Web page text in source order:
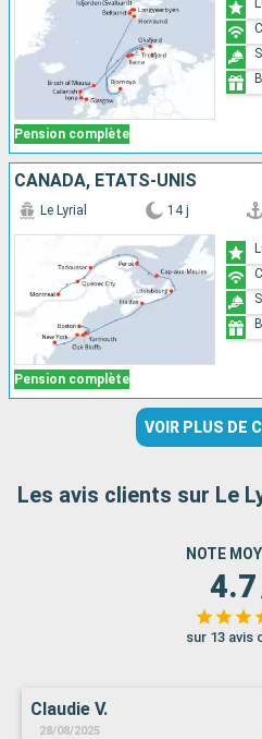
Pension complète
CANADA, ÉTATS-UNIS
Pension complète
Le Lyrial 14 j
VOIR PLUS DE
Les avis clients sur Le
NOTE
4.7
sur 13 avis
Claudie V.
28/08/2025